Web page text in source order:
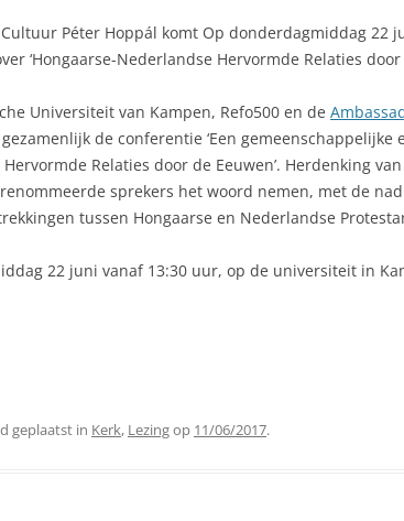
Péter Hoppál komt Op donderdagmiddag 22
‘Hongaarse-Nederlandse Hervormde Relaties door
Universiteit van Kampen, Refo500 en de
de conferentie ‘Een gemeenschappelijke
Relaties door de Eeuwen’. Herdenking
sprekers het woord nemen, met de
tussen Hongaarse en Nederlandse
22 juni vanaf 13:30 uur, op de universiteit in
geplaatst in Kerk, Lezingop 11/06/2017.